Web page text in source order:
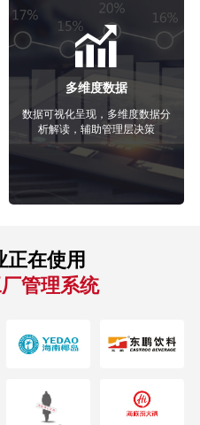
多维度数据
数据可视化呈现，多维度数据分
析解读，辅助管理层决策
正在使用
管理系统